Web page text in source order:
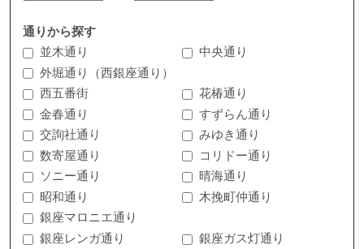
通りから探す
並木通り
中央通り
外堀通り（西銀座通り）
西五番街
花椿通り
金春通り
すずらん通り
交詢社通り
みゆき通り
数寄屋通り
コリドー通り
ソニー通り
晴海通り
昭和通り
木挽町仲通り
銀座マロニエ通り
銀座レンガ通り
銀座ガス灯通り